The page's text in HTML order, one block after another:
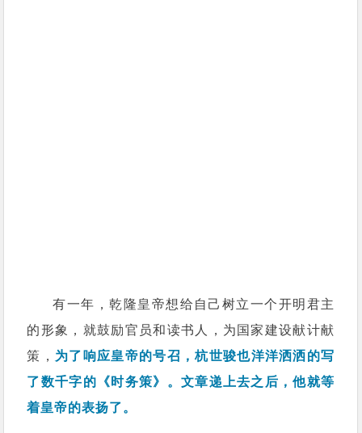
有一年，乾隆皇帝想给自己树立一个开明君主
的形象，就鼓励官员和读书人，为国家建设献计献
策， 为了响应皇帝的号召，杭世骏也洋洋洒洒的写
了数千字的《时务策》。文章递上去之后，他就等
着皇帝的表扬了。